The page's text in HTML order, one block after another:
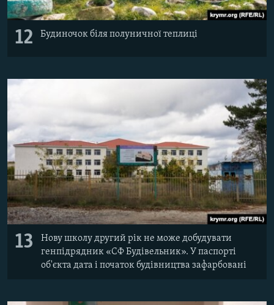
12 Будиночок біля полуничної теплиці
13
Нову школу другий рік не може добудувати
генпідрядник «СФ Будівельник». У паспорті
об'єкта дата і початок будівництва зафарбовані